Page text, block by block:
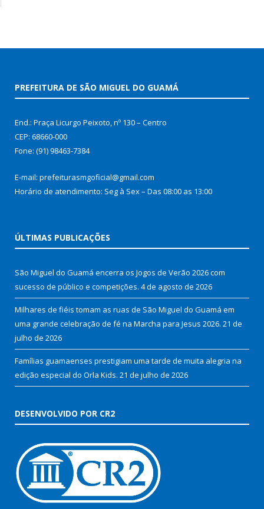
PREFEITURA DE SÃO MIGUEL DO GUAMÁ
End.: Praça Licurgo Peixoto, nº 130 – Centro
CEP: 68660-000
Fone: (91) 98463-7384
E-mail: prefeiturasmgoficial@gmail.com
Horário de atendimento: Seg à Sex – Das 08:00 as 13:00
ÚLTIMAS PUBLICAÇÕES
São Miguel do Guamá encerra os Jogos de Verão 2026 com
sucesso de público e competições. 4 de agosto de 2026
Milhares de fiéis tomam as ruas de São Miguel do Guamá em
uma grande celebração de fé na Marcha para Jesus 2026. 21 de
julho de 2026
Famílias guamaenses prestigiam uma tarde de muita alegria na
edição especial do Orla Kids. 21 de julho de 2026
DESENVOLVIDO POR CR2